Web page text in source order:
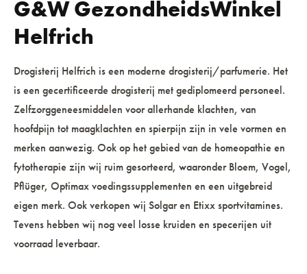
G&W GezondheidsWinkel
Helfrich
Drogisterij Helfrich is een moderne drogisterij/parfumerie. Het
is een gecertificeerde drogisterij met gediplomeerd personeel.
Zelfzorggeneesmiddelen voor allerhande klachten, van
hoofdpijn tot maagklachten en spierpijn zijn in vele vormen en
merken aanwezig. Ook op het gebied van de homeopathie en
fytotherapie zijn wij ruim gesorteerd, waaronder Bloem, Vogel,
Pflüger, Optimax voedingssupplementen en een uitgebreid
eigen merk. Ook verkopen wij Solgar en Etixx sportvitamines.
Tevens hebben wij nog veel losse kruiden en specerijen uit
voorraad leverbaar.